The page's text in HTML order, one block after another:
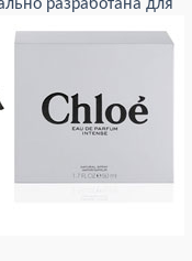
разработана для